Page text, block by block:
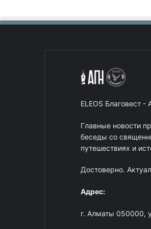
ELEOS Благовест
Главные новости
беседы со
путешествиях и
Достоверно.
Адрес:
г. Алматы 050000,